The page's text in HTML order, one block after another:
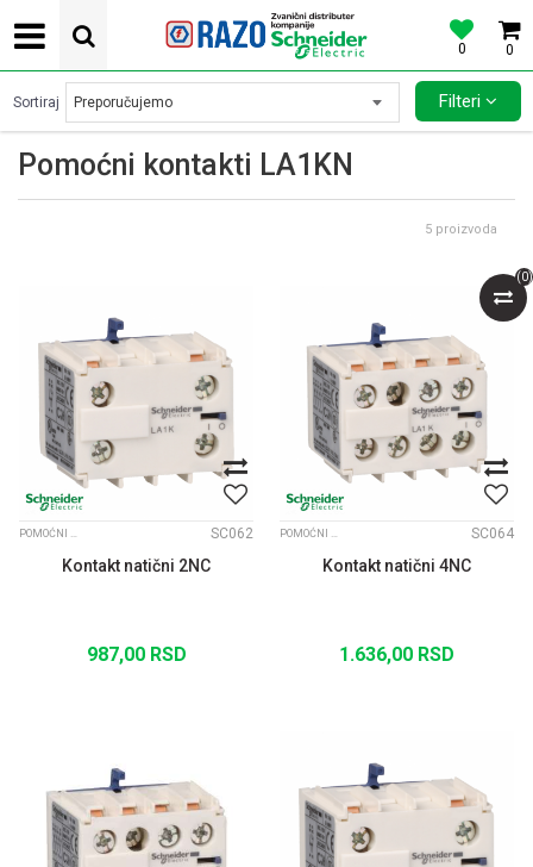
0
0
POVOLJNE CENE AUTOMATSKIH OSIGURACA SCHNEIDER ELECTRIC
(0)
Pomoćni kontakti LA1KN
Sortiraj Filteri
5 proizvoda
POMOĆNI KONTAKTI LA1KN SC062
Kontakt natični 2NC
987,00 RSD
POMOĆNI KONTAKTI LA1KN SC064
Kontakt natični 4NC
1.636,00 RSD